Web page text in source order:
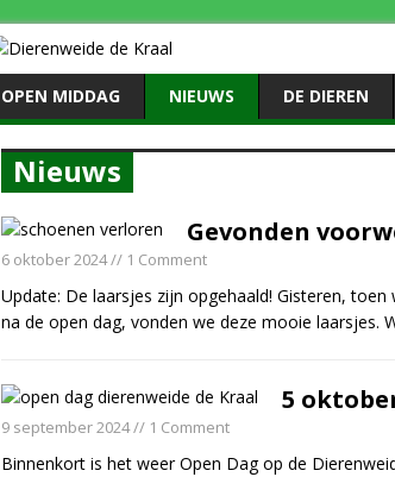
OPEN MIDDAG NIEUWS DE DIEREN
Nieuws
Gevonden
6 oktober 2024// 1 Comment
Update: De laarsjes zijn opgehaald! Gisteren,
na de open dag, vonden we deze mooie laarsjes.
5
9 september 2024// 1 Comment
Binnenkort is het weer Open Dag op de